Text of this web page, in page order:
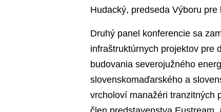
Hudacký, predseda Výboru
Druhý panel konferencie sa
infraštruktúrnych projektov pre
budovania severojužného
slovenskomaďarského a
vrcholoví manažéri tranzitných